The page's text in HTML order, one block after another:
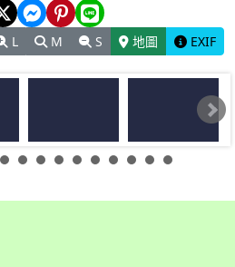
L M S 地圖 EXIF